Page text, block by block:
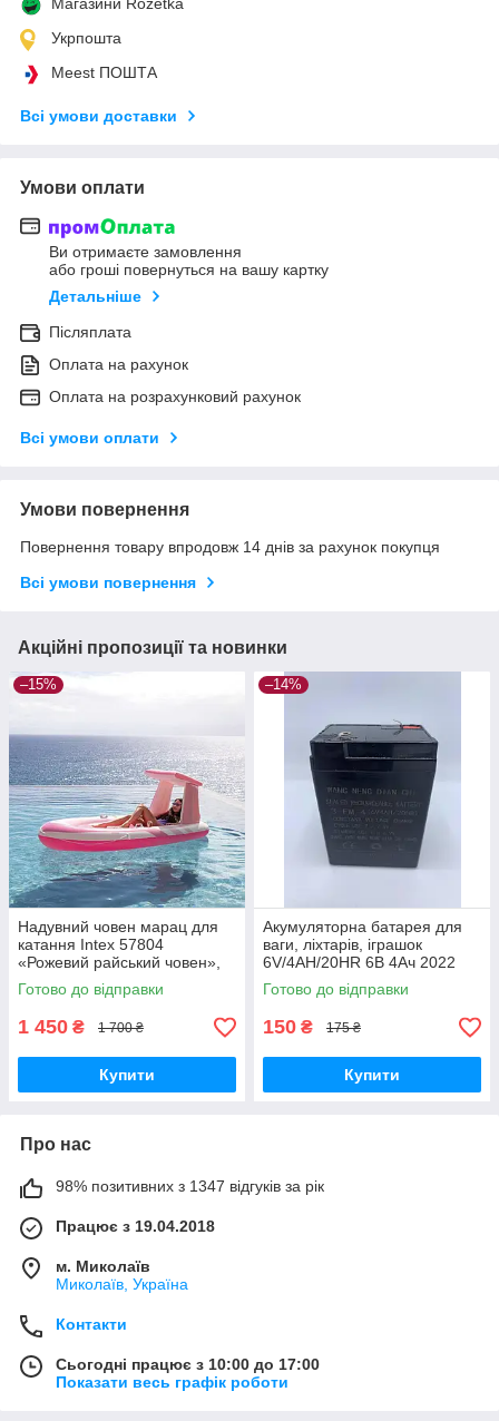
Укрпошта
Meest ПОШТА
Всі умови доставки
Умови оплати
Ви отримаєте замовлення
або гроші повернуться на вашу картку
Детальніше
Післяплата
Оплата на рахунок
Оплата на розрахунковий рахунок
Всі умови оплати
Умови повернення
Повернення товару впродовж 14 днів за рахунок покупця
Всі умови повернення
Акційні пропозиції та новинки
–15%
Надувний човен марац для
катання Intex 57804
«Рожевий райський човен»,
244 х 119 х 97 см
Готово до відправки
1 450 ₴ 1 700 ₴
Купити
–14%
Акумуляторна батарея для
ваги, ліхтарів, іграшок
6V/4AH/20HR 6В 4Ач 2022
року!
Готово до відправки
150 ₴ 175 ₴
Купити
Про нас
98% позитивних з 1347 відгуків за рік
Працює з 19.04.2018
м. Миколаїв
Миколаїв, Україна
Контакти
Сьогодні працює з 10:00 до 17:00
Показати весь графік роботи